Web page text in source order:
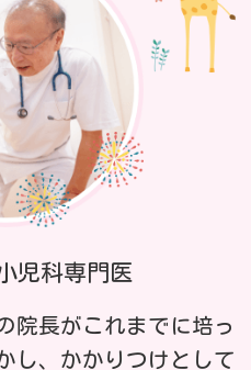
児科専門医
院長がこれまでに培っ
し、かかりつけとして